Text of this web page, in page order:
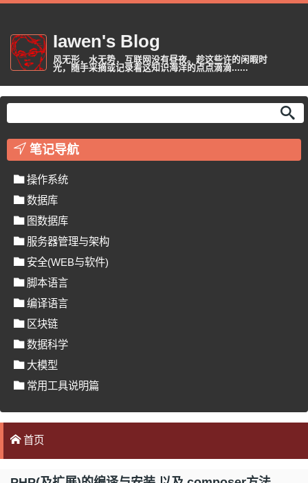
Iawen's Blog
风无形，水无势，互联网没有昼夜。趁这些许的闲暇时
光，随手采摘或记录着这知识海洋的点点滴滴......
笔记导航
操作系统
数据库
图数据库
服务器管理与架构
安全(WEB与软件)
脚本语言
编译语言
区块链
数据科学
大模型
常用工具说明篇
首页